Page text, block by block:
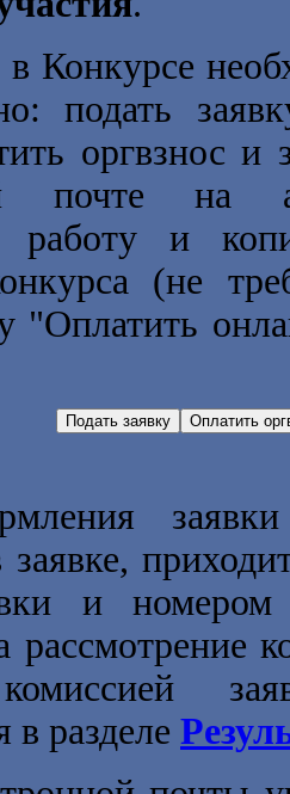
в Конкурсе
подать
оргвзнос и
почте
работу и
(не
"Оплатить
и номером
рассмотрение
в разделе